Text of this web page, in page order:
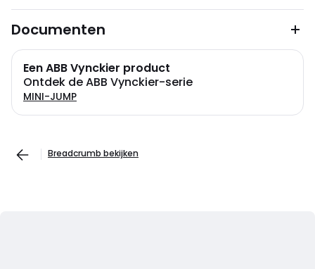
Documenten
Een ABB Vynckier product
Ontdek de ABB Vynckier-serie
MINI-JUMP
Breadcrumb bekijken